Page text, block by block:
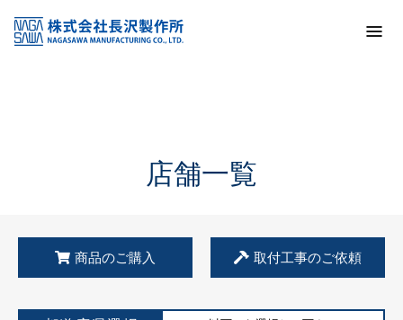
KSS加盟店・取扱店情報
店舗一覧
店舗一覧
商品のご購入 取付工事のご依頼